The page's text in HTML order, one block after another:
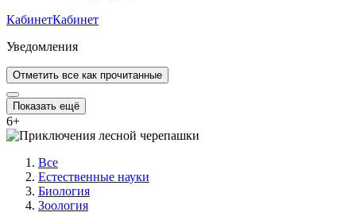
КабинетКабинет
Уведомления
Отметить все как прочитанные
Показать ещё
6+
Все
Естественные науки
Биология
Зоология